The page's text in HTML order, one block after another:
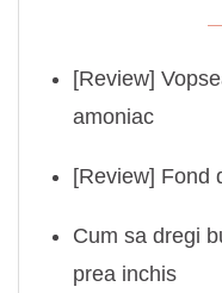
[Review]
amoniac
[Review] Fond
Cum sa dregi
prea inchis